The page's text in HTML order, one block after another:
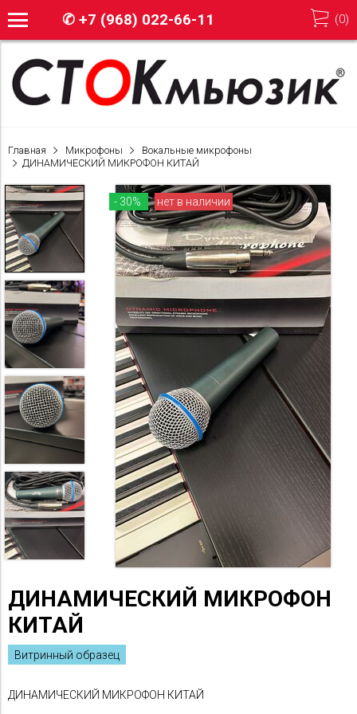
✆ +7 (968) 022-66-11 (0)
Главная Микрофоны
Вокальные микрофоны
ДИНАМИЧЕСКИЙ МИКРОФОН КИТАЙ
- 30% нет в наличии
ДИНАМИЧЕСКИЙ МИКРОФОН
КИТАЙ
Витринный образец
ДИНАМИЧЕСКИЙ МИКРОФОН КИТАЙ